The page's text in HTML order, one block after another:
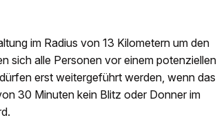
im Radius von 13 Kilometern um den
sich alle Personen vor einem potenziellen
erst weitergeführt werden, wenn das
30 Minuten kein Blitz oder Donner im